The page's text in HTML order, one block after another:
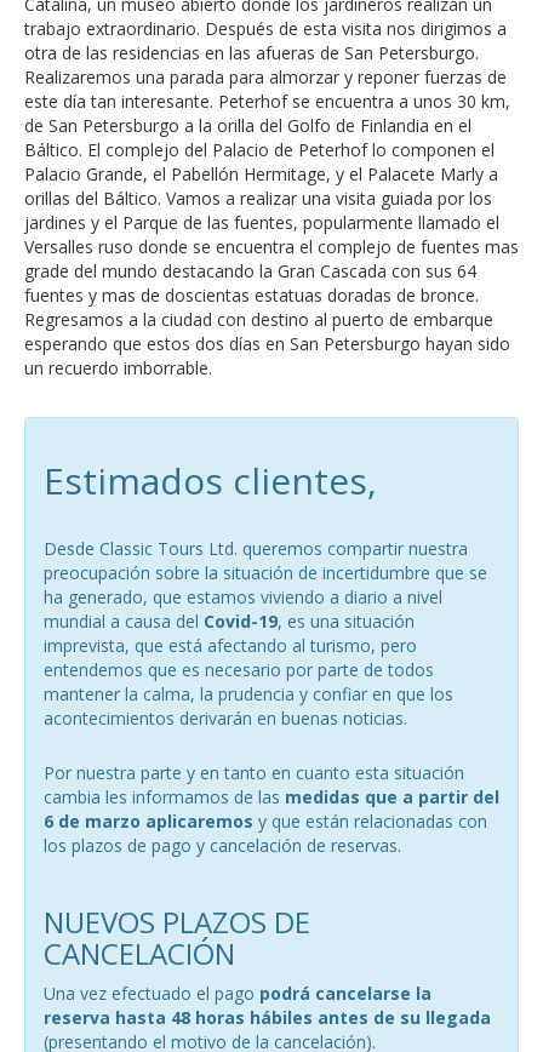
trabajo extraordinario. Después de esta visita nos dirigimos a
otra de las residencias en las afueras de San Petersburgo.
Realizaremos una parada para almorzar y reponer fuerzas de
este día tan interesante. Peterhof se encuentra a unos 30 km,
de San Petersburgo a la orilla del Golfo de Finlandia en el
Báltico. El complejo del Palacio de Peterhof lo componen el
Palacio Grande, el Pabellón Hermitage, y el Palacete Marly a
orillas del Báltico. Vamos a realizar una visita guiada por los
jardines y el Parque de las fuentes, popularmente llamado el
Versalles ruso donde se encuentra el complejo de fuentes mas
grade del mundo destacando la Gran Cascada con sus 64
fuentes y mas de doscientas estatuas doradas de bronce.
Regresamos a la ciudad con destino al puerto de embarque
esperando que estos dos días en San Petersburgo hayan sido
un recuerdo imborrable.
Estimados clientes,
Desde Classic Tours Ltd. queremos compartir nuestra
preocupación sobre la situación de incertidumbre que se
ha generado, que estamos viviendo a diario a nivel
mundial a causa del Covid-19, es una situación
imprevista, que está afectando al turismo, pero
entendemos que es necesario por parte de todos
mantener la calma, la prudencia y confiar en que los
acontecimientos derivarán en buenas noticias.
Por nuestra parte y en tanto en cuanto esta situación
cambia les informamos de las medidas que a partir del
6 de marzo aplicaremos y que están relacionadas con
los plazos de pago y cancelación de reservas.
NUEVOS PLAZOS DE
CANCELACIÓN
Una vez efectuado el pago podrá cancelarse la
reserva hasta 48 horas hábiles antes de su llegada
(presentando el motivo de la cancelación).